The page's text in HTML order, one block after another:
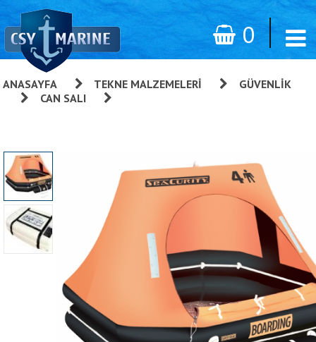
0
ANASAYFA TEKNE MALZEMELERI
GÜVENLIK
CAN SALI